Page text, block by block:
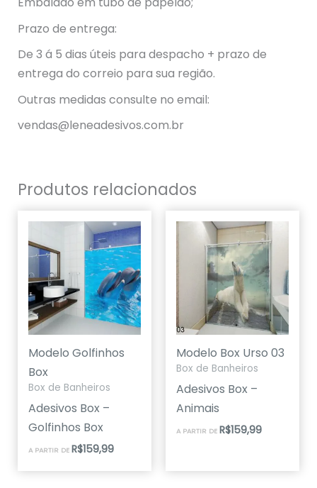
Prazo de entrega:
De 3 á 5 dias úteis para despacho + prazo de
entrega do correio para sua região.
Outras medidas consulte no email:
vendas@leneadesivos.com.br
Produtos relacionados
Modelo Golfinhos
Box
Box de Banheiros
Adesivos Box –
Golfinhos Box
A PARTIR DE R$159,99
Modelo Box Urso 03
Box de Banheiros
Adesivos Box –
Animais
A PARTIR DE R$159,99